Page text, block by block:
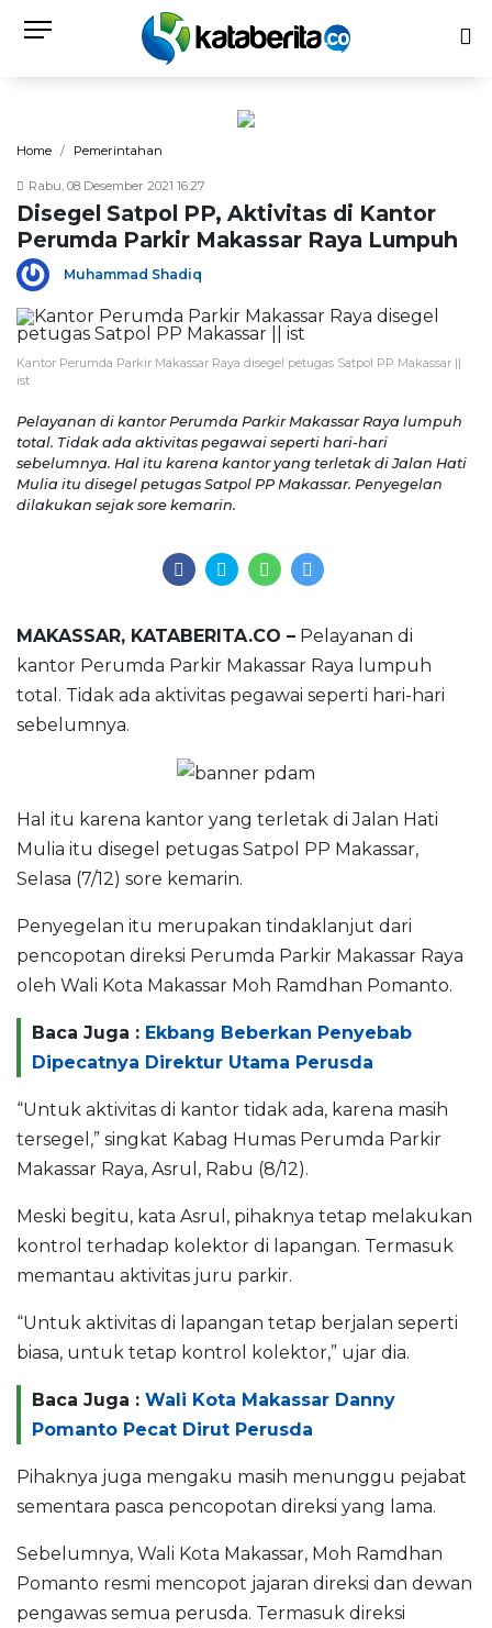
Home Pemerintahan
Rabu, 08 Desember 2021 16:27
Disegel Satpol PP, Aktivitas di Kantor
Perumda Parkir Makassar Raya Lumpuh
Muhammad Shadiq
Kantor Perumda Parkir Makassar Raya disegel petugas Satpol PP Makassar ||
ist
Pelayanan di kantor Perumda Parkir Makassar Raya lumpuh
total. Tidak ada aktivitas pegawai seperti hari-hari
sebelumnya. Hal itu karena kantor yang terletak di Jalan Hati
Mulia itu disegel petugas Satpol PP Makassar. Penyegelan
dilakukan sejak sore kemarin.
MAKASSAR, KATABERITA.CO – Pelayanan di
kantor Perumda Parkir Makassar Raya lumpuh
total. Tidak ada aktivitas pegawai seperti hari-hari
sebelumnya.
Hal itu karena kantor yang terletak di Jalan Hati
Mulia itu disegel petugas Satpol PP Makassar,
Selasa (7/12) sore kemarin.
Penyegelan itu merupakan tindaklanjut dari
pencopotan direksi Perumda Parkir Makassar Raya
oleh Wali Kota Makassar Moh Ramdhan Pomanto.
Baca Juga : Ekbang Beberkan Penyebab
Dipecatnya Direktur Utama Perusda
“Untuk aktivitas di kantor tidak ada, karena masih
tersegel,” singkat Kabag Humas Perumda Parkir
Makassar Raya, Asrul, Rabu (8/12).
Meski begitu, kata Asrul, pihaknya tetap melakukan
kontrol terhadap kolektor di lapangan. Termasuk
memantau aktivitas juru parkir.
“Untuk aktivitas di lapangan tetap berjalan seperti
biasa, untuk tetap kontrol kolektor,” ujar dia.
Baca Juga : Wali Kota Makassar Danny
Pomanto Pecat Dirut Perusda
Pihaknya juga mengaku masih menunggu pejabat
sementara pasca pencopotan direksi yang lama.
Sebelumnya, Wali Kota Makassar, Moh Ramdhan
Pomanto resmi mencopot jajaran direksi dan dewan
pengawas semua perusda. Termasuk direksi